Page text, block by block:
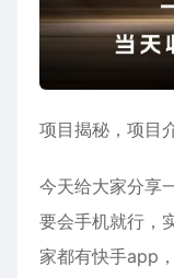
项目揭秘，项目
今天给大家分享
要会手机就行，
家都有快手app